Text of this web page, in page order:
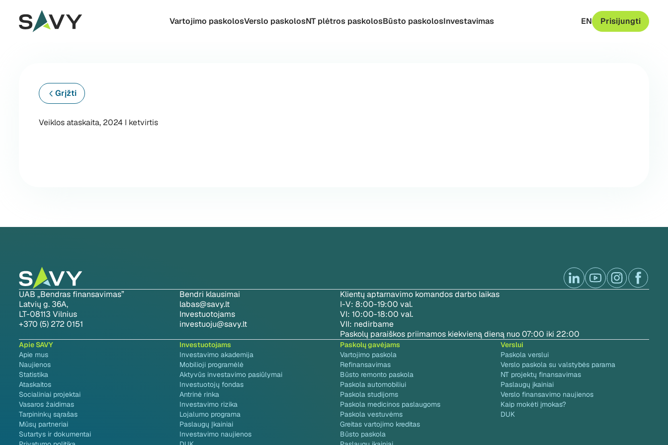
Vartojimo paskolosVerslo paskolosNT plėtros paskolosBūsto paskolosInvestavimas EN Prisijungti
Grįžti
Veiklos ataskaita, 2024 I ketvirtis
UAB „Bendras finansavimas”
Latvių g. 36A,
LT-08113 Vilnius
+370 (5) 272 0151
Bendri klausimai
labas@savy.lt
Investuotojams
investuoju@savy.lt
Klientų aptarnavimo komandos darbo laikas
I-V: 8:00-19:00 val.
VI: 10:00-18:00 val.
VII: nedirbame
Paskolų paraiškos priimamos kiekvieną dieną nuo 07:00 iki 22:00
Apie SAVY
Apie mus
Naujienos
Statistika
Ataskaitos
Socialiniai projektai
Vasaros žaidimas
Tarpininkų sąrašas
Mūsų partneriai
Sutartys ir dokumentai
Investuotojams
Investavimo akademija
Mobilioji programėlė
Aktyvūs investavimo pasiūlymai
Investuotojų fondas
Antrinė rinka
Investavimo rizika
Lojalumo programa
Paslaugų Įkainiai
Investavimo naujienos
Paskolų gavėjams
Vartojimo paskola
Refinansavimas
Būsto remonto paskola
Paskola automobiliui
Paskola studijoms
Paskola medicinos paslaugoms
Paskola vestuvėms
Greitas vartojimo kreditas
Būsto paskola
Verslui
Paskola verslui
Verslo paskola su valstybės parama
NT projektų finansavimas
Paslaugų įkainiai
Verslo finansavimo naujienos
Kaip mokėti įmokas?
DUK